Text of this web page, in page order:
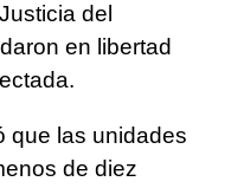
del
en libertad
que las unidades
de diez